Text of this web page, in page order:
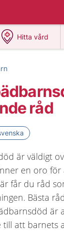
Hitta vård
på 1177.se
råd
är väldigt
en oro för
får du råd
Bästa
är
till att barnets